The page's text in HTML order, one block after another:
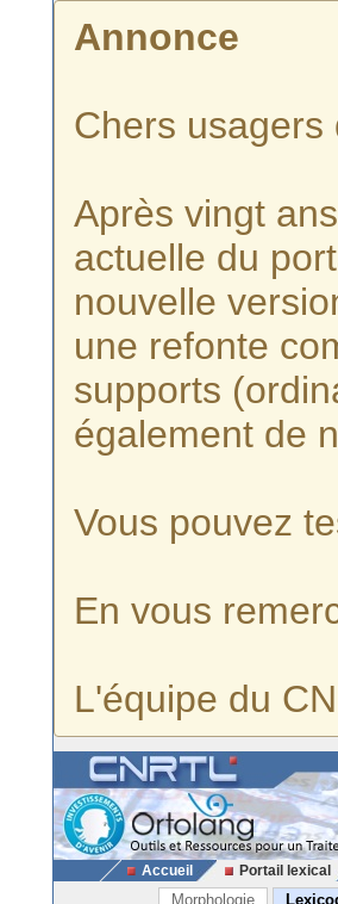
Annonce
Chers usagers
Après vingt
actuelle du
nouvelle
une refonte
supports
également de
Vous pouvez
En vous
L'équipe du
Accueil Portail lexical
Morphologie